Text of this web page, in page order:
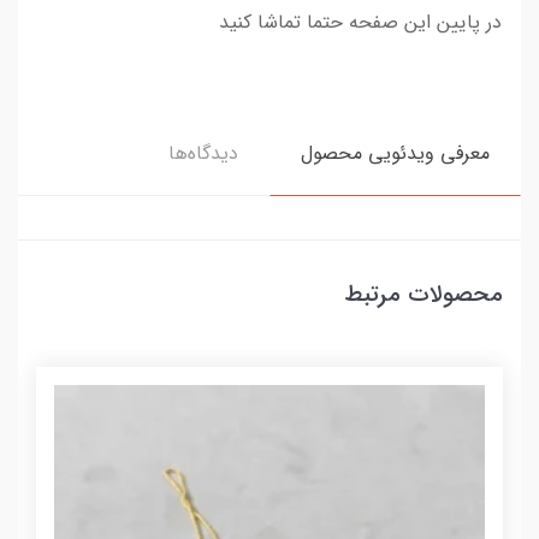
در پایین این صفحه حتما تماشا کنید
معرفی ویدئویی محصول دیدگاه‌ها
محصولات مرتبط